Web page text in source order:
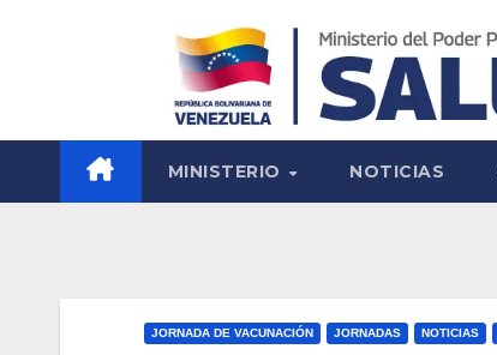
MINISTERIO NOTICIAS
JORNADA DE VACUNACIÓN JORNADAS NOTICIAS